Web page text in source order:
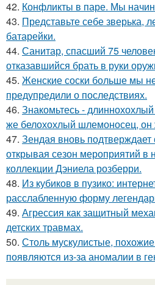
42. Конфликты в паре. Мы
43. Представьте себе зверька,
батарейки.
44. Санитар, спасший 75
отказавшийся брать в руки
45. Женские соски больше мы
предупредили о последствиях.
46. Знакомьтесь -
же белохохлый шлемоносец, он
47. Зендая вновь подтверждает
открывая сезон мероприятий в
коллекции Дэниела розберри.
48. Из кубиков в пузико:
расслабленную форму
49. Агрессия как защитный
детских травмах.
50. Столь мускулистые,
появляются из-за аномалии в